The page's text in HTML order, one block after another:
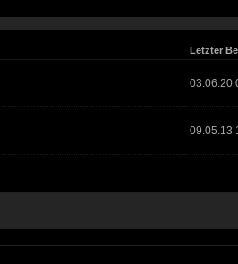
Letzter
03.06.20
09.05.13